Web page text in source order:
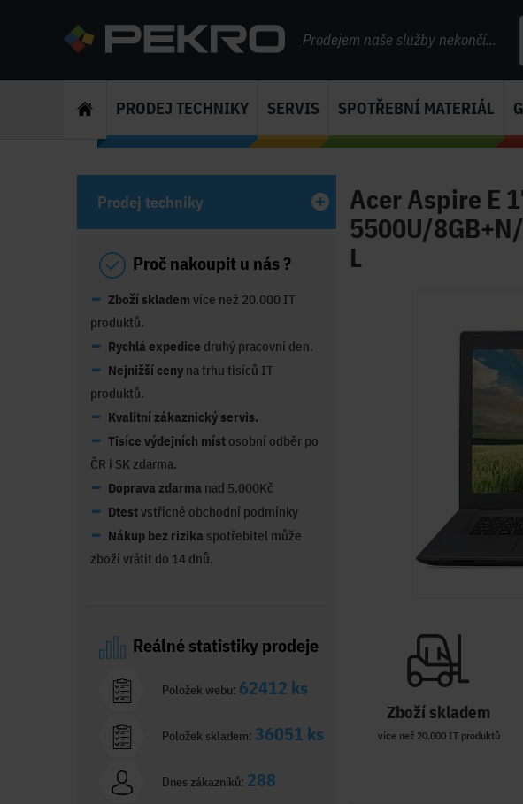
Prodejem naše služby nekončí...
PRODEJ TECHNIKY SERVIS SPOTŘEBNÍ MATERIÁL
Acer Aspire E
5500U/
L
Zboží skladem
více než 20.000 IT produktů
Prodej techniky
Proč nakoupit u nás ?
Zboží skladem více než 20.000 IT
produktů.
Rychlá expedice druhý pracovní den.
Nejnižší ceny na trhu tisíců IT
produktů.
Kvalitní zákaznický servis.
Tisíce výdejních míst osobní odběr po
ČR i SK zdarma.
Doprava zdarma nad 5.000Kč
Dtestvstřícné obchodní podmínky
Nákup bez rizika spotřebitel může
zboží vrátit do 14 dnů.
Reálné statistiky prodeje
Položek webu: 62412 ks
Položek skladem: 36051 ks
Dnes zákazníků: 288